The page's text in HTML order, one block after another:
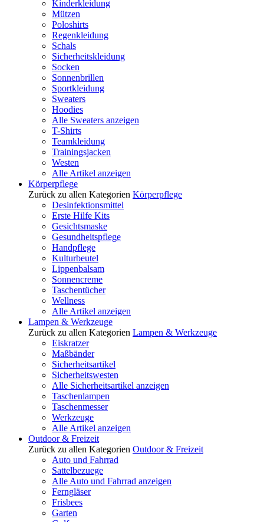
Kinderkleidung
Mützen
Poloshirts
Regenkleidung
Schals
Sicherheitskleidung
Socken
Sonnenbrillen
Sportkleidung
Sweaters
Hoodies
Alle Sweaters anzeigen
T-Shirts
Teamkleidung
Trainingsjacken
Westen
Alle Artikel anzeigen
Körperpflege
Zurück zu allen Kategorien Körperpflege
Desinfektionsmittel
Erste Hilfe Kits
Gesichtsmaske
Gesundheitspflege
Handpflege
Kulturbeutel
Lippenbalsam
Sonnencreme
Taschentücher
Wellness
Alle Artikel anzeigen
Lampen & Werkzeuge
Zurück zu allen Kategorien Lampen & Werkzeuge
Eiskratzer
Maßbänder
Sicherheitsartikel
Sicherheitswesten
Alle Sicherheitsartikel anzeigen
Taschenlampen
Taschenmesser
Werkzeuge
Alle Artikel anzeigen
Outdoor & Freizeit
Zurück zu allen Kategorien Outdoor & Freizeit
Auto und Fahrrad
Sattelbezuege
Alle Auto und Fahrrad anzeigen
Ferngläser
Frisbees
Garten